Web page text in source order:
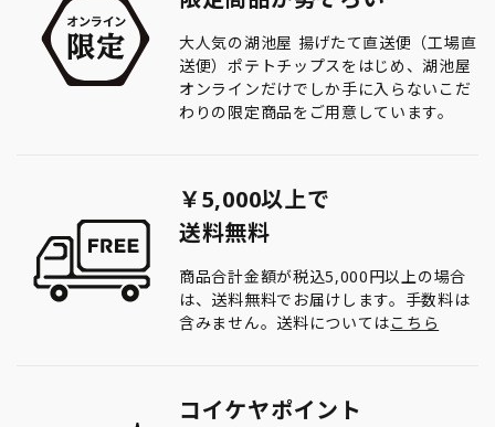
大人気の湖池屋 揚げたて直送便（工場直
送便）ポテトチップスをはじめ、湖池屋
オンラインだけでしか手に入らないこだ
わりの限定商品をご用意しています。
￥5,000以上で
送料無料
商品合計金額が税込5,000円以上の場合
は、送料無料でお届けします。手数料は
含みません。送料についてはこちら
コイケヤポイント